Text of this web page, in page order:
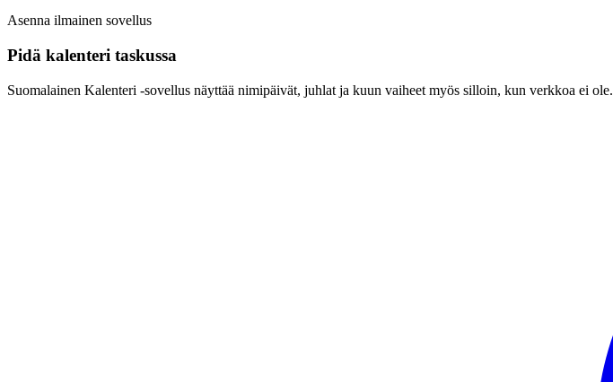
Asenna ilmainen sovellus
Pidä kalenteri taskussa
Suomalainen Kalenteri ‑sovellus näyttää nimipäivät, juhlat ja kuun vaiheet myös silloin, kun verkkoa ei ole.